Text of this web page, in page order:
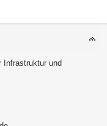
und